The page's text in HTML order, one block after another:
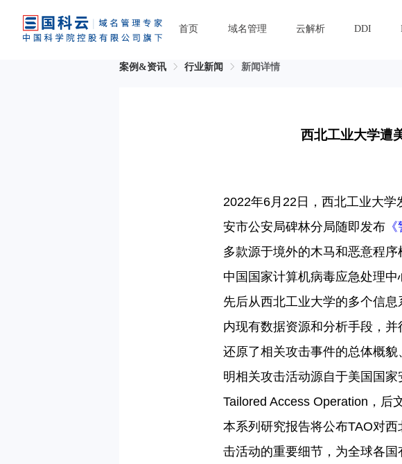
首页 域名管理 云解析 DDI
案例&资讯 行业新闻 新闻详情
西北工业大学遭
2022年6月 22 日，西北工业大学
安市公安局碑林分局随即发布
多款源于境外的木马和恶意程序
中国国家计算机病毒应急处理中
先后从西北工业大学的多个信
内现有数据资源和分析手段，
还原了相关攻击事件的总体概
明相关攻击活动源自于美国国家
Tailored Access Operation ，后
本系列研究报告将公布TAO对西
击活动的重要细节，为全球各